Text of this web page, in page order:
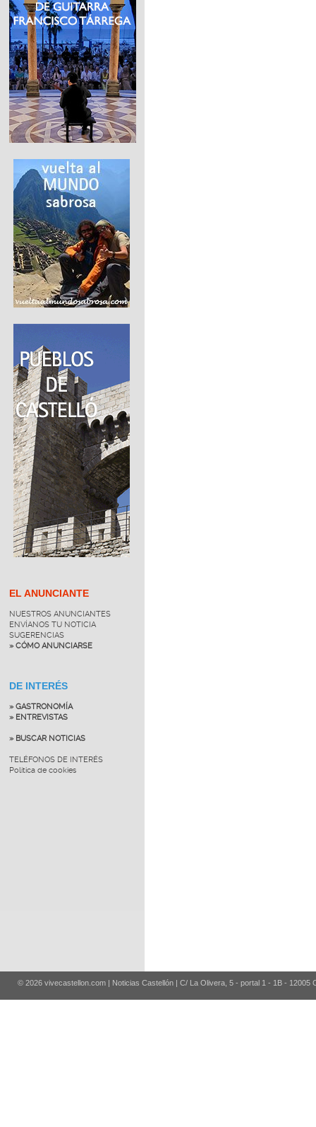
EL ANUNCIANTE
NUESTROS ANUNCIANTES
ENVÍANOS TU NOTICIA
SUGERENCIAS
» CÓMO ANUNCIARSE
DE INTERÉS
» GASTRONOMÍA
» ENTREVISTAS
» BUSCAR NOTICIAS
TELÉFONOS DE INTERÉS
Política de cookies
© 2026 vivecastellon.com | Noticias Castellón | C/ La Olivera, 5 - portal 1 - 1B - 12005